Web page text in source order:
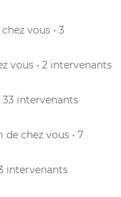
vous • 3
vous • 2 intervenants
33 intervenants
de chez vous • 7
intervenants